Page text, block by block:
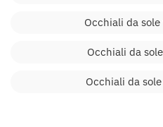
Occhiali da
Occhiali da
Occhiali da